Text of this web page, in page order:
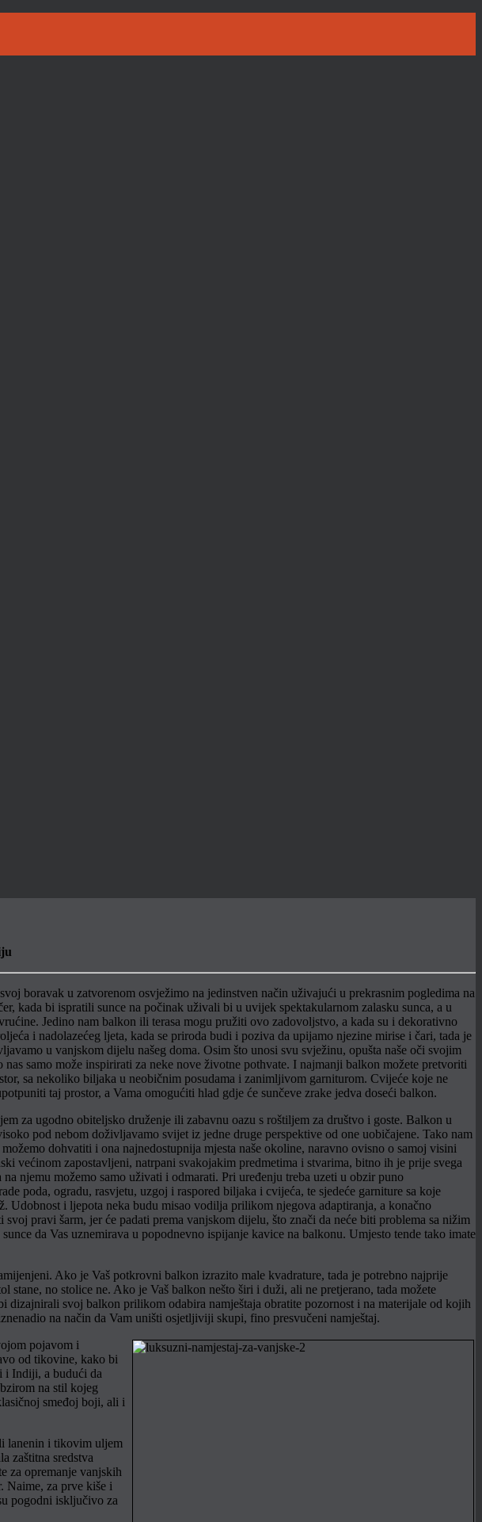
boravak u zatvorenom osvježimo na jedinstven način uživajući u prekrasnim pogledima na
kada bi ispratili sunce na počinak uživali bi u uvijek spektakularnom zalasku sunca, a u
Jedino nam balkon ili terasa mogu pružiti ovo zadovoljstvo, a kada su i dekorativno
i nadolazećeg ljeta, kada se priroda budi i poziva da upijamo njezine mirise i čari, tada je
u vanjskom dijelu našeg doma. Osim što unosi svu svježinu, opušta naše oči svojim
samo može inspirirati za neke nove životne pothvate. I najmanji balkon možete pretvoriti
sa nekoliko biljaka u neobičnim posudama i zanimljivom garniturom. Cvijeće koje ne
taj prostor, a Vama omogućiti hlad gdje će sunčeve zrake jedva doseći balkon.
za ugodno obiteljsko druženje ili zabavnu oazu s roštiljem za društvo i goste. Balkon u
pod nebom doživljavamo svijet iz jedne druge perspektive od one uobičajene. Tako nam
dohvatiti i ona najnedostupnija mjesta naše okoline, naravno ovisno o samoj visini
većinom zapostavljeni, natrpani svakojakim predmetima i stvarima, bitno ih je prije svega
njemu možemo samo uživati i odmarati. Pri uređenju treba uzeti u obzir puno
poda, ogradu, rasvjetu, uzgoj i raspored biljaka i cvijeća, te sjedeće garniture sa koje
Udobnost i ljepota neka budu misao vodilja prilikom njegova adaptiranja, a konačno
pravi šarm, jer će padati prema vanjskom dijelu, što znači da neće biti problema sa nižim
da Vas uznemirava u popodnevno ispijanje kavice na balkonu. Umjesto tende tako imate
Ako je Vaš potkrovni balkon izrazito male kvadrature, tada je potrebno najprije
no stolice ne. Ako je Vaš balkon nešto širi i duži, ali ne pretjerano, tada možete
svoj balkon prilikom odabira namještaja obratite pozornost i na materijale od kojih
na način da Vam uništi osjetljiviji skupi, fino presvučeni namještaj.
pojavom i
od tikovine, kako bi
i Indiji, a budući da
na stil kojeg
smeđoj boji, ali i
lanenin i tikovim uljem
zaštitna sredstva
za opremanje vanjskih
Naime, za prve kiše i
pogodni isključivo za